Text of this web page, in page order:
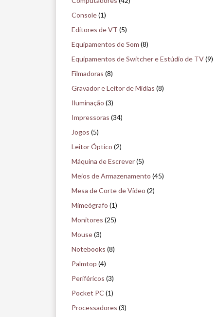
Console(1)
Editores de VT (5)
Equipamentos de Som (8)
Equipamentos de Switcher e Estúdio de TV(9)
Filmadoras (8)
Gravador e Leitor de Mídias (8)
Iluminação (3)
Impressoras (34)
Jogos (5)
Leitor Óptico (2)
Máquina de Escrever(5)
Meios de Armazenamento (45)
Mesa de Corte de Vídeo (2)
Mimeógrafo (1)
Monitores (25)
Mouse(3)
Notebooks (8)
Palmtop (4)
Periféricos (3)
Pocket PC (1)
Processadores (3)